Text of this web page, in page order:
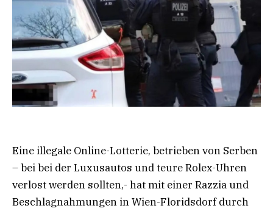
Eine illegale Online-Lotterie, betrieben von Serben
– bei bei der Luxusautos und teure Rolex-Uhren
verlost werden sollten,- hat mit einer Razzia und
Beschlagnahmungen in Wien-Floridsdorf durch